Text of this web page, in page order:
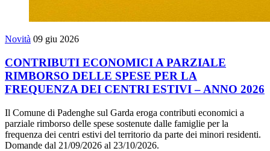
Novità 09 giu 2026
CONTRIBUTI ECONOMICI A PARZIALE
RIMBORSO DELLE SPESE PER LA
FREQUENZA DEI CENTRI ESTIVI – ANNO 2026
Il Comune di Padenghe sul Garda eroga contributi economici a
parziale rimborso delle spese sostenute dalle famiglie per la
frequenza dei centri estivi del territorio da parte dei minori residenti.
Domande dal 21/09/2026 al 23/10/2026.